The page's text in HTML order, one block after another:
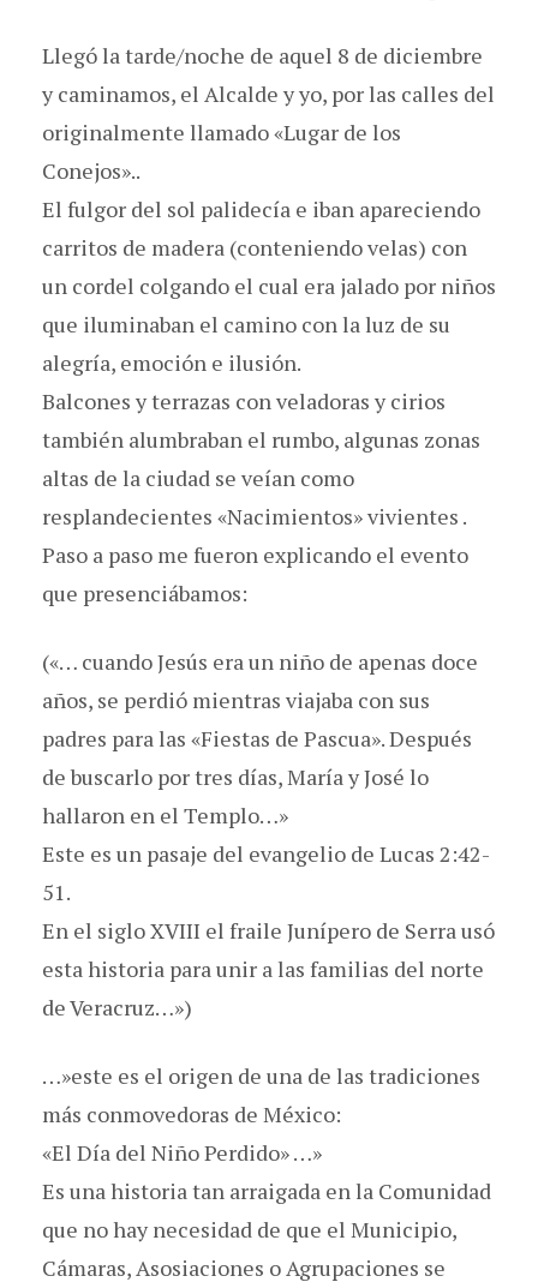
Llegó la tarde/noche de aquel 8 de diciembre
y caminamos, el Alcalde y yo, por las calles del
originalmente llamado «Lugar de los
Conejos»..
El fulgor del sol palidecía e iban apareciendo
carritos de madera (conteniendo velas) con
un cordel colgando el cual era jalado por niños
que iluminaban el camino con la luz de su
alegría, emoción e ilusión.
Balcones y terrazas con veladoras y cirios
también alumbraban el rumbo, algunas zonas
altas de la ciudad se veían como
resplandecientes «Nacimientos» vivientes .
Paso a paso me fueron explicando el evento
que presenciábamos:
(«… cuando Jesús era un niño de apenas doce
años, se perdió mientras viajaba con sus
padres para las «Fiestas de Pascua». ​Después
de buscarlo por tres días, María y José lo
hallaron en el Templo…»
Este es un pasaje del evangelio de Lucas 2:42-
51.
En el siglo XVIII el fraile Junípero de Serra usó
esta historia para unir a las familias del norte
de Veracruz…»)
…»este es el origen de una de las tradiciones
más conmovedoras de México:
«El Día del Niño Perdido» …»
Es una historia tan arraigada en la Comunidad
que no hay necesidad de que el Municipio,
Cámaras, Asosiaciones o Agrupaciones se